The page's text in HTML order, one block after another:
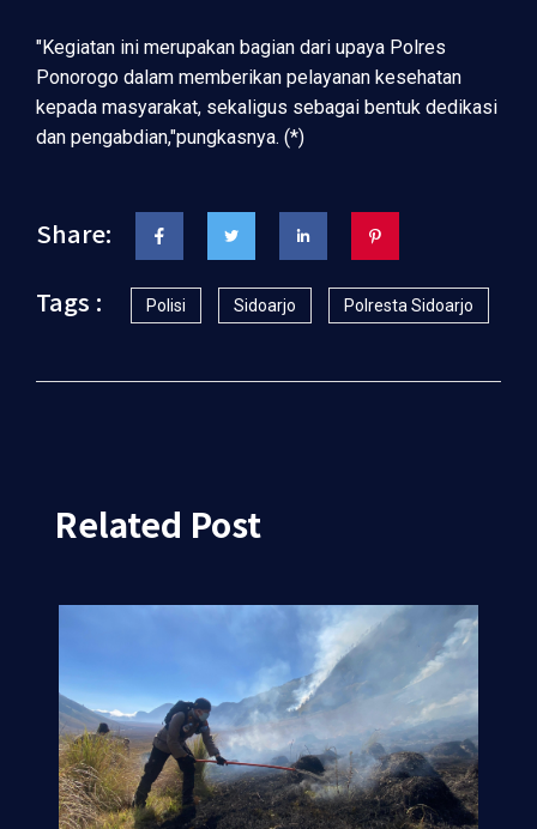
"Kegiatan ini merupakan bagian dari upaya Polres
Ponorogo dalam memberikan pelayanan kesehatan
kepada masyarakat, sekaligus sebagai bentuk dedikasi
dan pengabdian,"pungkasnya. (*)
Share:
Tags :
Polisi Sidoarjo Polresta Sidoarjo
Related Post